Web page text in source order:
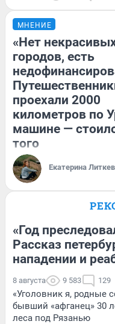
МНЕНИЕ
«Нет
городов, есть
проехали 2000
километров по
машине —
того
Екатерина
«Год
Рассказ
нападении и
8 августа 9 583 129
«Уголовник я, родные
бывший «афганец» 30
леса под Рязанью